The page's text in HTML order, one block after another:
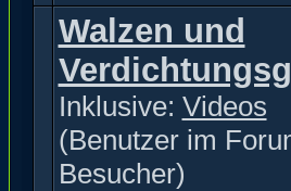
Walzen und
Inklusive: Videos
(Benutzer im
Besucher)